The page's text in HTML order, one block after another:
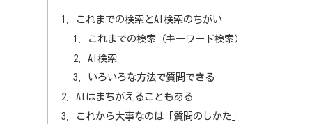
これまでの検索とAI検索のちがい
これまでの検索（キーワード検索）
AI検索
いろいろな方法で質問できる
AIはまちがえることもある
これから大事なのは「質問のしかた」